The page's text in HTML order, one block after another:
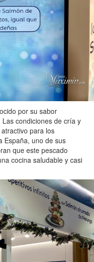
por su sabor
condiciones de cría y
para los
España, uno de sus
que este pescado
cocina saludable y casi